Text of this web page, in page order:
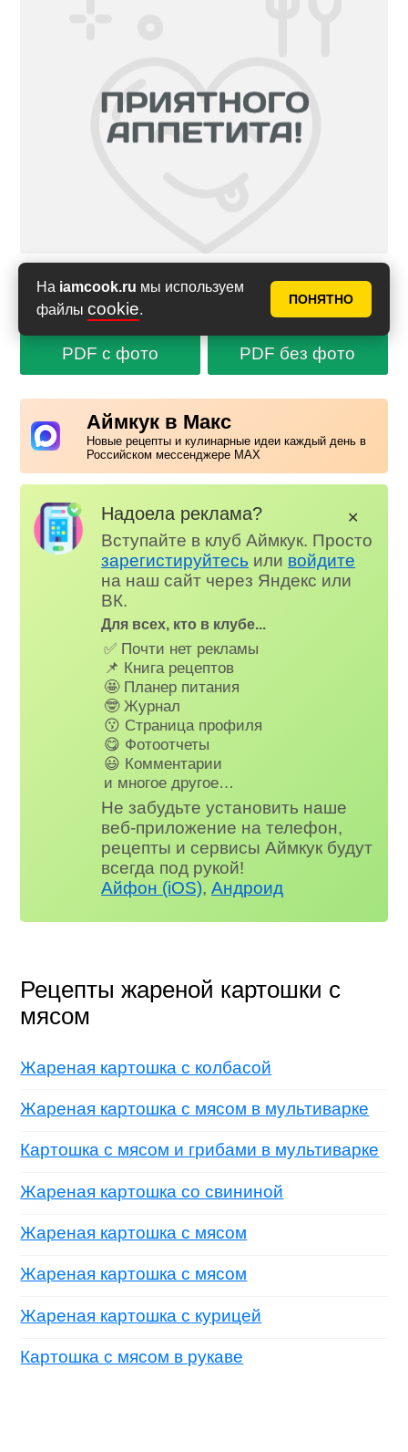
На iamcook.ru мы используем
файлы cookie.
ПОНЯТНО
Сообщить об ошибке в рецепте
PDF с фото PDF без фото
Аймкук в Макс
Новые рецепты и кулинарные идеи каждый день в
Российском мессенджере MAX
Надоела реклама?
Вступайте в клуб Аймкук. Просто
зарегистируйтесь или войдите
на наш сайт через Яндекс или
ВК.
Для всех, кто в клубе...
✅ Почти нет рекламы
📌 Книга рецептов
🤩 Планер питания
🤓 Журнал
😗 Страница профиля
😋 Фотоотчеты
😃 Комментарии
и многое другое…
Не забудьте установить наше
веб-приложение на телефон,
рецепты и сервисы Аймкук будут
всегда под рукой!
Айфон (iOS),Андроид
✕
Рецепты жареной картошки с
мясом
Жареная картошка с колбасой
Жареная картошка с мясом в мультиварке
Картошка с мясом и грибами в мультиварке
Жареная картошка со свининой
Жареная картошка с мясом
Жареная картошка с мясом
Жареная картошка с курицей
Картошка с мясом в рукаве